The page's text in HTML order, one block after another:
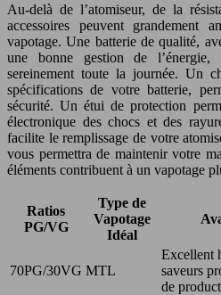
Au-delà de l’atomiseur, de la
accessoires peuvent grandement
vapotage. Une batterie de qualité,
une bonne gestion de l’énergie,
sereinement toute la journée. Un
spécifications de votre batterie,
sécurité. Un étui de protection
électronique des chocs et des
facilite le remplissage de votre
vous permettra de maintenir votre
éléments contribuent à un vapotage
Ratios
PG/VG
Type de
Vapotage
Idéal
70PG/30VG MTL
Excellent
saveurs
de